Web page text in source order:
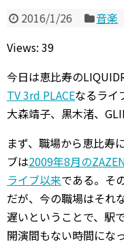
2016/1/26 音楽
Views: 39
今日は恵比寿の
TV 3rd PLACEなるライ
大森靖子、黒木渚、
まず、職場から恵比寿
ブは2009年8月の
ライブ以来である。そ
だが、今の職場はそれ
遅いということで、駅
開演間もない時間にな